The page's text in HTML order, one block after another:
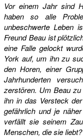
Vor einem Jahr sind
haben so alle
unbeschwerte Leben
Freund Beau ist
eine Falle gelockt
York auf, um ihn zu
den Horen, einer
Jahrhunderten
zerstören. Um Beau
ihn in das Versteck
gefährlich und je
verfällt sie seinem
Menschen, die sie liebt?